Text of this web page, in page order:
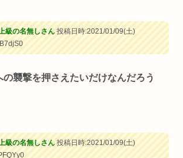
級の名無しさん投稿日時:2021/01/09(土)
の襲撃を押さえたいだけなんだろう
級の名無しさん投稿日時:2021/01/09(土)